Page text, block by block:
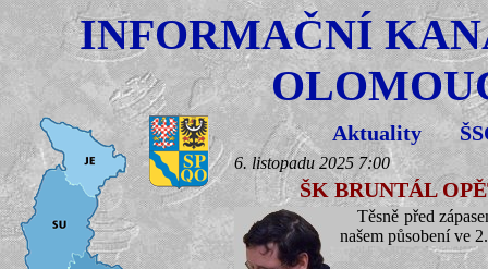
INFORMAČNÍ
Aktuality
6. listopadu 2025 7:00
ŠK BRUNTÁL
Těsně před
našem působení ve